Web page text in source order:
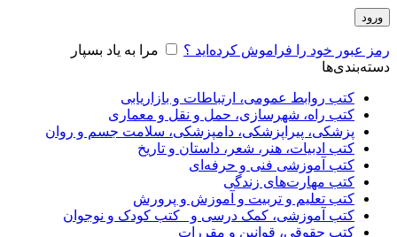
ورود
رمز عبور خود را فراموش کرده‌اید ؟
مرا به یاد بسپار
دسته‌بندی‌ها
کتب روابط عمومی، ارتباطات و بازاریابی
کتب راه، شهرسازی، حمل و نقل و معماری
پزشکی، پیراپزشکی، دامپزشکی، سلامت جسم و روان
کتب ادبیات، هنر، شعر، داستان و تاریخ
کتب آموزشی فنی و حرفه‌ای
کتب مهارت‌های زندگی
کتب تعلیم و تربیت و آموزش و پرورش
کتب آموزشی، کمک درسی و _کتب کودک و نوجوان
کتب حقوقی، قوانین و مقررات